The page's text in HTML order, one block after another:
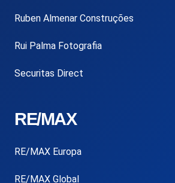
Ruben Almenar Construções
Rui Palma Fotografia
Securitas Direct
RE/MAX
RE/MAX Europa
RE/MAX Global